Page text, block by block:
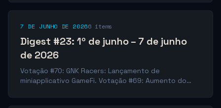
desenvolvimento de rede da Private Inc × Gonka.
melhoria de produtos e lançamento de novos.
votações. Votação #72: Abertura da criação de
devshard escrow para a carteira da comunidade.
EUA/globais.
7 DE JUNHO DE 20266 items
Digest #23: 1º de junho – 7 de junho
de 2026
Votação #70: GNK Racers: Lançamento de
miniapplicativo GameFi. Votação #69: Aumento do
#68: Grande revisão do Falcon Finance no YouTube.